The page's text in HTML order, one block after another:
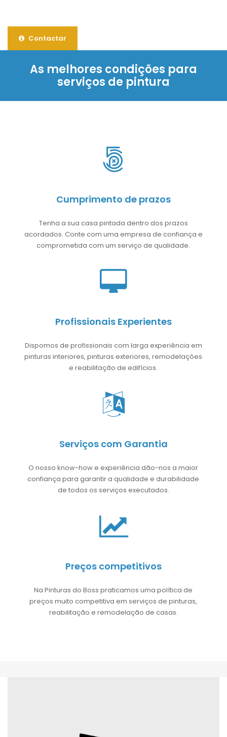
Contactar
As melhores condições para
serviços de pintura
Cumprimento de prazos
Tenha a sua casa pintada dentro dos prazos
acordados. Conte com uma empresa de confiança e
comprometida com um serviço de qualidade.
Profissionais Experientes
Dispomos de profissionais com larga experiência em
pinturas interiores, pinturas exteriores, remodelações
e reabilitação de edifícios.
Serviços com Garantia
O nosso know-how e experiência dão-nos a maior
confiança para garantir a qualidade e durabilidade
de todos os serviços executados.
Preços competitivos
Na Pinturas do Boss praticamos uma política de
preços muito competitiva em serviços de pinturas,
reabilitação e remodelação de casas.